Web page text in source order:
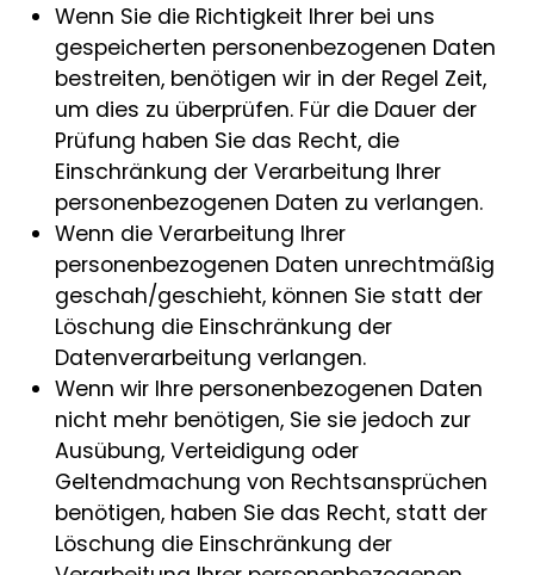
Wenn Sie die Richtigkeit Ihrer bei uns
gespeicherten personenbezogenen Daten
bestreiten, benötigen wir in der Regel Zeit,
um dies zu überprüfen. Für die Dauer der
Prüfung haben Sie das Recht, die
Einschränkung der Verarbeitung Ihrer
personenbezogenen Daten zu verlangen.
Wenn die Verarbeitung Ihrer
personenbezogenen Daten unrechtmäßig
geschah/geschieht, können Sie statt der
Löschung die Einschränkung der
Datenverarbeitung verlangen.
Wenn wir Ihre personenbezogenen Daten
nicht mehr benötigen, Sie sie jedoch zur
Ausübung, Verteidigung oder
Geltendmachung von Rechtsansprüchen
benötigen, haben Sie das Recht, statt der
Löschung die Einschränkung der